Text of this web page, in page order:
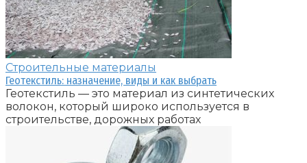
Строительные материалы
Геотекстиль: назначение, виды и как выбрать
Геотекстиль — это материал из синтетических
волокон, который широко используется в
строительстве, дорожных работах